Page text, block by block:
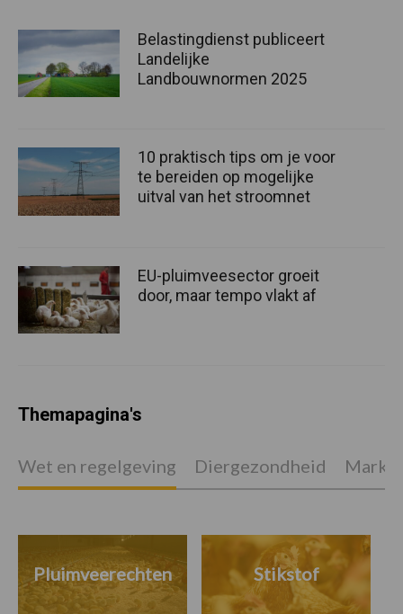
Belastingdienst publiceert
Landelijke
Landbouwnormen 2025
10 praktisch tips om je voor
te bereiden op mogelijke
uitval van het stroomnet
EU-pluimveesector groeit
door, maar tempo vlakt af
Themapagina's
Wet en regelgeving Diergezondheid
Pluimveerechten Stikstof